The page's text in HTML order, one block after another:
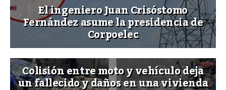
El ingeniero Juan Crisóstomo
Fernández asume la presidencia de
Corpoelec
Colisión entre moto y vehículo deja
un fallecido y daños en una vivienda